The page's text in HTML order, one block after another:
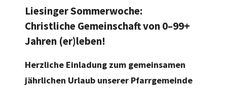
Liesinger Sommerwoche:
Christliche Gemeinschaft von 0–99+
Jahren (er)leben!
Herzliche Einladung zum gemeinsamen
jährlichen Urlaub unserer Pfarrgemeinde